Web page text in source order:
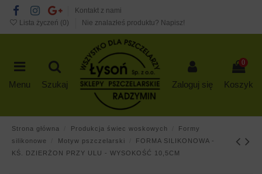
Kontakt z nami
Lista życzeń (0) Nie znalazłeś produktu? Napisz!
Menu Szukaj Zaloguj się
0
Koszyk
Strona główna Produkcja świec woskowych
Formy
silikonowe
Motyw pszczelarski
FORMA SILIKONOWA -
KŚ. DZIERŻON PRZY ULU - WYSOKOŚĆ 10,5CM